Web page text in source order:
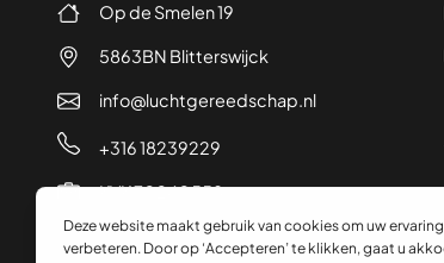
Op de Smelen 19
5863BN Blitterswijck
info@luchtgereedschap.nl
+316 18239229
KVK 70240558